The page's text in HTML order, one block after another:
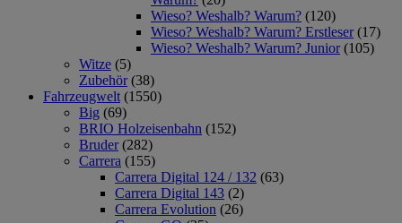
Wieso? Weshalb? Warum? (120)
Wieso? Weshalb? Warum? Erstleser (17)
Wieso? Weshalb? Warum? Junior (105)
Witze (5)
Zubehör (38)
Fahrzeugwelt (1550)
Big (69)
BRIO Holzeisenbahn (152)
Bruder (282)
Carrera (155)
Carrera Digital 124 / 132 (63)
Carrera Digital 143 (2)
Carrera Evolution (26)